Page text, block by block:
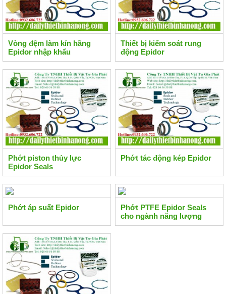
Vòng đệm làm kín hãng
Epidor nhập khẩu
Thiết bị kiểm soát rung
động Epidor
Phớt piston thủy lực
Epidor Seals
Phớt tác động kép Epidor
Phớt áp suất Epidor
Phớt PTFE Epidor Seals
cho ngành năng lượng
điện